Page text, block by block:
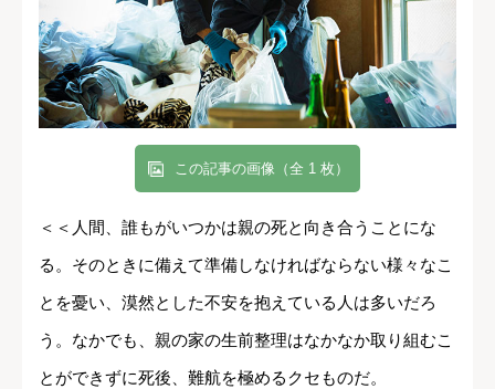
この記事の画像（全 1 枚）
＜＜人間、誰もがいつかは親の死と向き合うことにな
る。そのときに備えて準備しなければならない様々なこ
とを憂い、漠然とした不安を抱えている人は多いだろ
う。なかでも、親の家の生前整理はなかなか取り組むこ
とができずに死後、難航を極めるクセものだ。